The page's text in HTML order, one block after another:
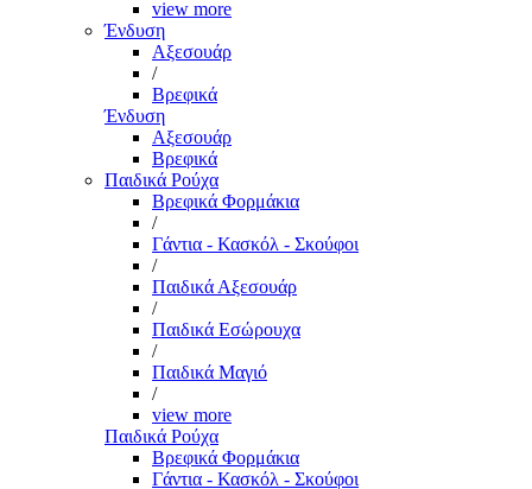
view more
Ένδυση
Αξεσουάρ
/
Βρεφικά
Ένδυση
Αξεσουάρ
Βρεφικά
Παιδικά Ρούχα
Βρεφικά Φορμάκια
/
Γάντια - Κασκόλ - Σκούφοι
/
Παιδικά Αξεσουάρ
/
Παιδικά Εσώρουχα
/
Παιδικά Μαγιό
/
view more
Παιδικά Ρούχα
Βρεφικά Φορμάκια
Γάντια - Κασκόλ - Σκούφοι